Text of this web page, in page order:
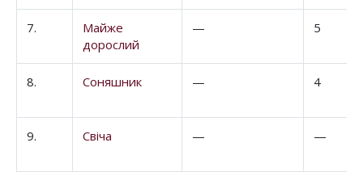
7.
Майже
дорослий
— 5
8. Соняшник — 4
9. Свіча — —